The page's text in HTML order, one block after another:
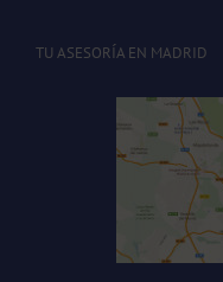
TU ASESORÍA EN MADRID